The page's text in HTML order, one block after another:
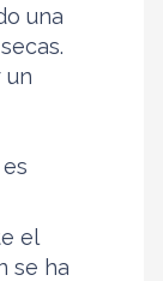
una
un
el
se ha